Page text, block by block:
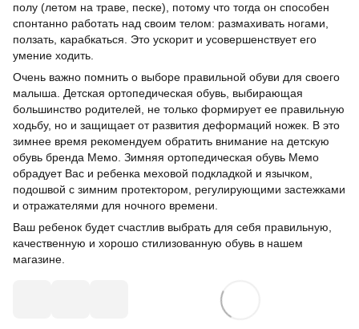
полу (летом на траве, песке), потому что тогда он способен
спонтанно работать над своим телом: размахивать ногами,
ползать, карабкаться. Это ускорит и усовершенствует его
умение ходить.
Очень важно помнить о выборе правильной обуви для своего
малыша. Детская ортопедическая обувь, выбирающая
большинство родителей, не только формирует ее правильную
ходьбу, но и защищает от развития деформаций ножек. В это
зимнее время рекомендуем обратить внимание на детскую
обувь бренда Мемо. Зимняя ортопедическая обувь Мемо
обрадует Вас и ребенка меховой подкладкой и язычком,
подошвой с зимним протектором, регулирующими застежками
и отражателями для ночного времени.
Ваш ребенок будет счастлив выбрать для себя правильную,
качественную и хорошо стилизованную обувь в нашем
магазине.